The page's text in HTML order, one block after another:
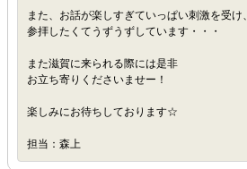
また、お話が楽しすぎていっぱい刺激を受け、
参拝したくてうずうずしています・・・
また滋賀に来られる際には是非
お立ち寄りくださいませー！
楽しみにお待ちしております☆
担当：森上